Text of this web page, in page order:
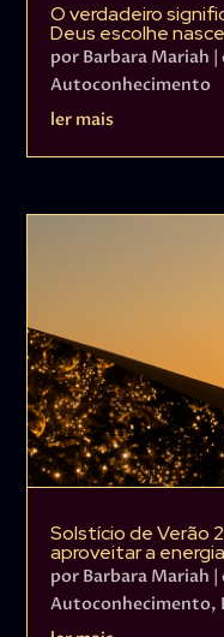
O verdadeiro
Deus escolhe
por Barbara Mariah |
Autoconhecimento
ler mais
Solstício de Verão
aproveitar a
por Barbara Mariah |
Autoconhecimento,